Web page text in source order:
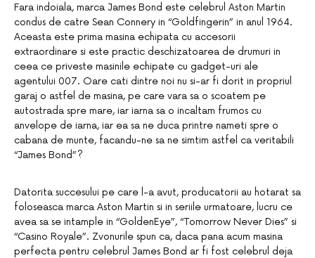
Fara indoiala, marca James Bond este celebrul Aston Martin
condus de catre Sean Connery in “Goldfingerin” in anul 1964.
Aceasta este prima masina echipata cu accesorii
extraordinare si este practic deschizatoarea de drumuri in
ceea ce priveste masinile echipate cu gadget-uri ale
agentului 007. Oare cati dintre noi nu si-ar fi dorit in propriul
garaj o astfel de masina, pe care vara sa o scoatem pe
autostrada spre mare, iar iarna sa o incaltam frumos cu
anvelope de iarna, iar ea sa ne duca printre nameti spre o
cabana de munte, facandu-ne sa ne simtim astfel ca veritabili
“James Bond”?
Datorita succesului pe care l-a avut, producatorii au hotarat sa
foloseasca marca Aston Martin si in seriile urmatoare, lucru ce
avea sa se intample in “GoldenEye”, “Tomorrow Never Dies” si
“Casino Royale”. Zvonurile spun ca, daca pana acum masina
perfecta pentru celebrul James Bond ar fi fost celebrul deja